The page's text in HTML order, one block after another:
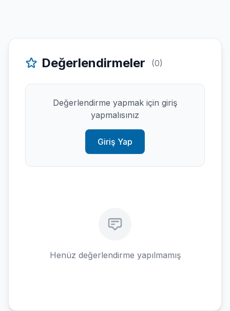
Değerlendirmeler (0)
Değerlendirme yapmak için giriş
yapmalısınız
Giriş Yap
Henüz değerlendirme yapılmamış